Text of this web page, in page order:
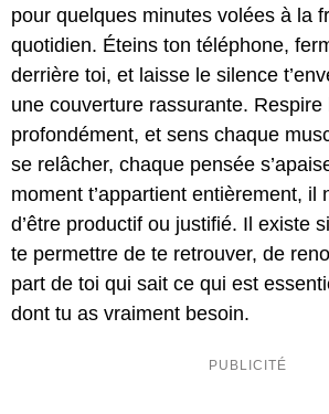
pour quelques minutes volées à la
quotidien. Éteins ton téléphone,
derrière toi, et laisse le silence
une couverture rassurante. Respire
profondément, et sens chaque
se relâcher, chaque pensée
moment t’appartient entièrement, il
d’être productif ou justifié. Il existe
te permettre de te retrouver, de
part de toi qui sait ce qui est
dont tu as vraiment besoin.